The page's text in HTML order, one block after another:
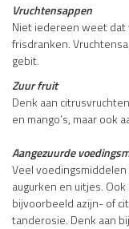
Vruchtensappen
Niet iedereen weet dat
frisdranken.
gebit.
Zuur fruit
Denk aan
en mango’s, maar ook
Aangezuurde
Veel voedingsmiddelen
augurken en uitjes.
bijvoorbeeld azijn- of
tanderosie. Denk aan